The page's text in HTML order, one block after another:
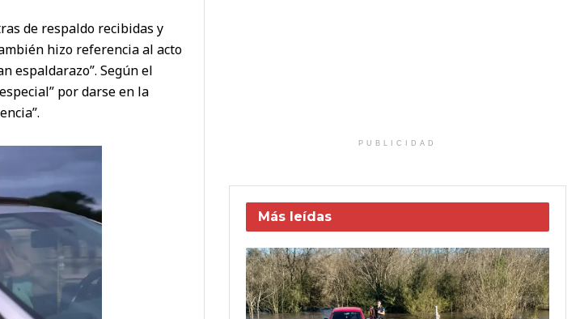
de respaldo recibidas y
hizo referencia al acto
espaldarazo”. Según el
por darse en la
PUBLICIDAD
Más leídas